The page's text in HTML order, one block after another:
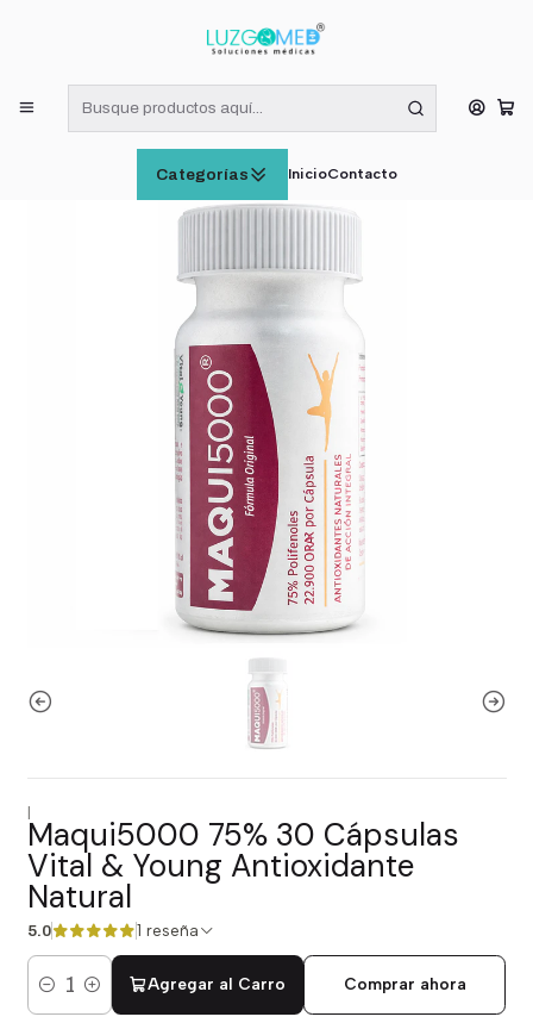
Categorías InicioContacto
¡RECIBE HOY! COMPRAS DE LUNES A VIERNES HASTA LAS 16:00
Inicio
SUPLEMENTOS ALIMENTICIOS
Maqui5000 75% 30 Cápsulas Vital & Young Antioxidante Natural
Maqui5000 75% 30 Cápsulas
Vital & Young Antioxidante
Natural
5.0 1 reseña
Cantidad
Agregar al Carro Comprar ahora